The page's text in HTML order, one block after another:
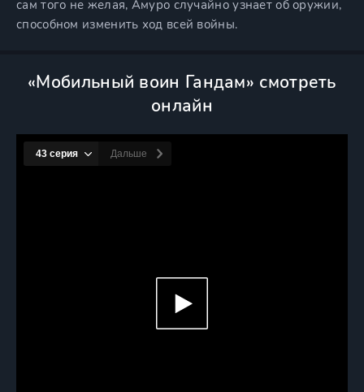
сам того не желая, Амуро случайно узнает об оружии,
способном изменить ход всей войны.
«Мобильный воин Гандам» смотреть
онлайн